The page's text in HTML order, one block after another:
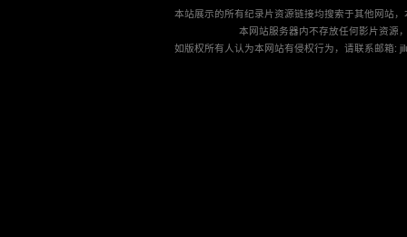
本站展示的所有纪录片资源链接均搜索于其他网站
本网站服务器内不存放任何影片资源
如版权所有人认为本网站有侵权行为，请联系邮箱: